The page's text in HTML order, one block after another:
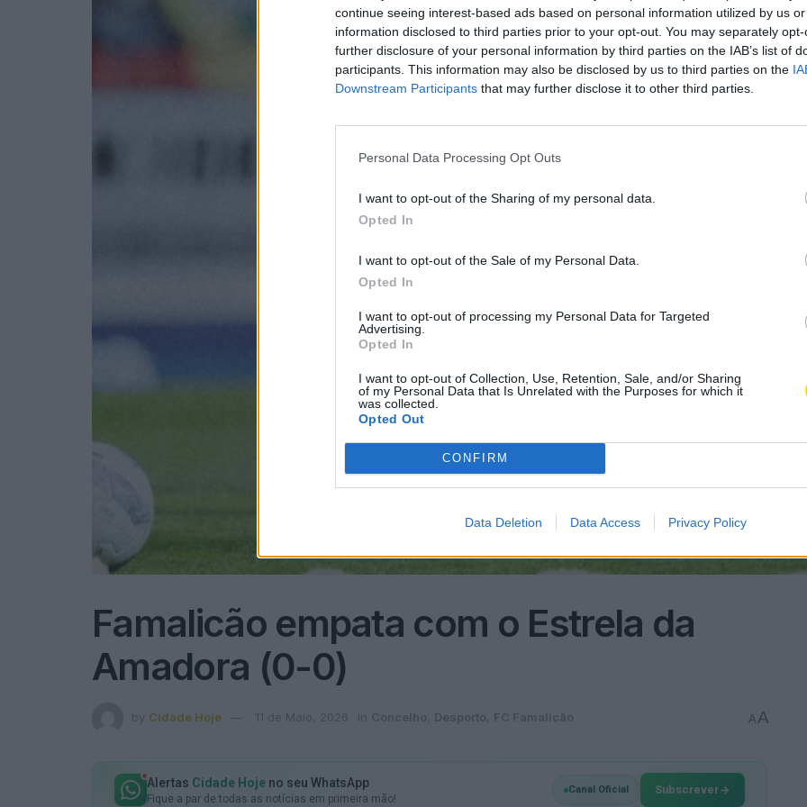
continue seeing interest-based ads based on personal information utilized by us
information disclosed to third parties prior to your opt-out. You may separately
further disclosure of your personal information by third parties on the IAB’s list of
participants. This information may also be disclosed by us to third parties on the
Downstream Participants that may further disclose it to other third parties.
Personal Data Processing Opt Outs
I want to opt-out of the Sharing of my personal data.
Opted In
I want to opt-out of the Sale of my Personal Data.
Opted In
I want to opt-out of processing my Personal Data for Targeted
Advertising.
Opted In
I want to opt-out of Collection, Use, Retention, Sale, and/or Sharing
of my Personal Data that Is Unrelated with the Purposes for which it
was collected.
Opted Out
CONFIRM
Data Deletion Data Access Privacy Policy
Famalicão empata com o Estrela da
Amadora (0-0)
by Cidade Hoje 11 de Maio, 2026 in Concelho Desporto FC Famalicão AA
Alertas Cidade Hoje no seu WhatsApp
Fique a par de todas as notícias em primeira mão!
Canal Oficial Subscrever